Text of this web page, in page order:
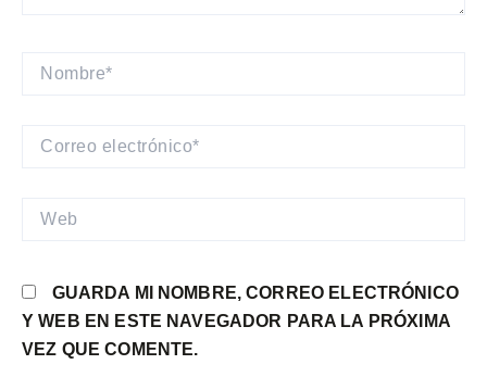
NOMBRE*
CORREO
WEB
GUARDA MI NOMBRE, CORREO ELECTRÓNICO
Y WEB EN ESTE NAVEGADOR PARA LA PRÓXIMA
VEZ QUE COMENTE.